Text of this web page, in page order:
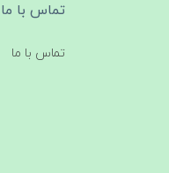
تماس با ما
تماس با ما